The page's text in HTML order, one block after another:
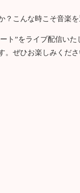
こんな時こそ音楽
ト”をライブ配信い
ぜひお楽しみくださ